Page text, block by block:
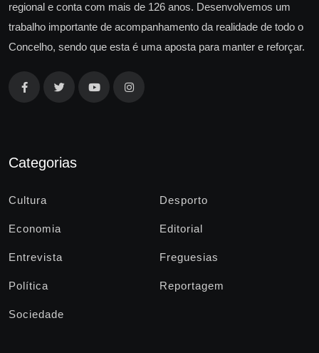
regional e conta com mais de 126 anos. Desenvolvemos um
trabalho importante de acompanhamento da realidade de todo o
Concelho, sendo que esta é uma aposta para manter e reforçar.
Categorias
Cultura Desporto
Economia Editorial
Entrevista Freguesias
Política Reportagem
Sociedade